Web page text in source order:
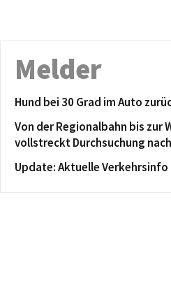
Melder
Hund bei 30 Grad im Auto
Von der Regionalbahn bis zur
vollstreckt Durchsuchung
Update: Aktuelle